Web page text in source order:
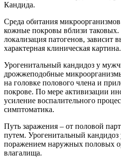
Кандида.
Среда обитания
кожные покровы вблизи таковых.
локализация патогенов, зависит
характерная клиническая картина.
Урогенитальный кандидоз у
дрожжеподобные
на головке полового члена и
покрове. По мере активизации
усиление воспалительного
симптоматика.
Путь заражения – от половой
путем. Урогенитальный
поражением наружных половых
влагалища.